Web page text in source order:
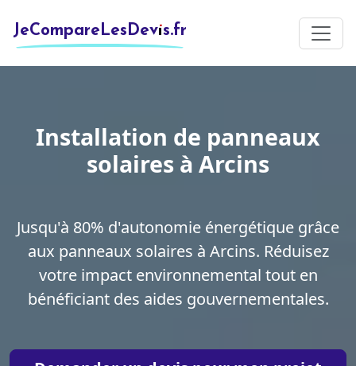
JeCompareLesDevis.fr
Installation de panneaux
solaires à Arcins
Jusqu'à 80% d'autonomie énergétique grâce
aux panneaux solaires à Arcins. Réduisez
votre impact environnemental tout en
bénéficiant des aides gouvernementales.